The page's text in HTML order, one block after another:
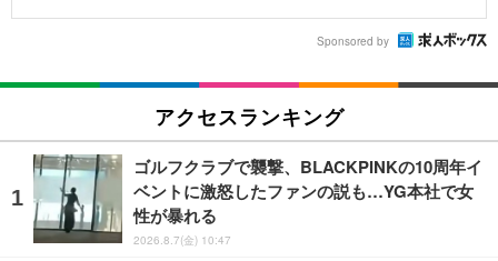
Sponsored by
アクセスランキング
ゴルフクラブで襲撃、BLACKPINKの10周年イ
ベントに激怒したファンの説も…YG本社で女
性が暴れる
2026.8.7(金) 10:47